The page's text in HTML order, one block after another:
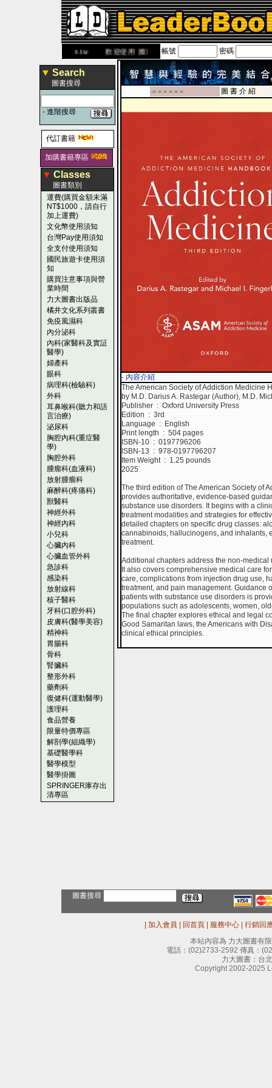
歡迎使用 國民旅遊卡！！
帳號 密碼
▼ Search
圖書搜尋
- 進階搜尋
代訂書籍
加購書籍專區
▼ Classes
圖書類別
運費(購買金額未滿
NT$1000，請自行
加上運費)
文化幣使用須知
台灣Pay使用須知
全支付使用須知
國民旅遊卡使用須
知
購買注意事項與營
業時間
力大圖書出版品
橘井文化系列叢書
免疫風濕科
內分泌科
內科(家醫科及實証
醫學)
婦產科
眼科
病理科(檢驗科)
外科
耳鼻喉科(聽力和語
言治療)
泌尿科
胸腔內科(重症醫
學)
胸腔外科
腫瘤科(血液科)
放射腫瘤科
麻醉科(疼痛科)
獸醫科
神經外科
神經內科
小兒科
心臟內科
心臟血管外科
急診科
感染科
放射線科
核子醫科
牙科(口腔外科)
皮膚科(醫學美容)
精神科
胃腸科
骨科
腎臟科
整形外科
藥劑科
復健科(運動醫學)
護理科
食品營養
限量特價專區
解剖學(組織學)
基礎醫學科
醫學模型
醫學掛圖
SPRINGER庫存出
清專區
-■ ■ ■ ■ ■ ■ 圖 書 介 紹
- 內容介紹
The American Society of Addiction Medicine
by M.D. Darius A. Rastegar (Author), M.D.
Publisher ‏ : ‎ Oxford University Press
Edition ‏ : ‎ 3rd
Language ‏ : ‎ English
Print length ‏ : ‎ 504 pages
ISBN-10 ‏ : ‎ 0197796206
ISBN-13 ‏ : ‎ 978-0197796207
Item Weight ‏ : ‎ 1.25 pounds
2025
The third edition of The American Society of
provides authoritative, evidence-based
substance use disorders. It begins with a
treatment modalities and strategies for
detailed chapters on specific drug classes:
cannabinoids, hallucinogens, and inhalants,
treatment.
Additional chapters address the non-
It also covers comprehensive medical care
care, complications from injection drug use,
treatment, and pain management. Guidance
patients with substance use disorders is
populations such as adolescents, women,
The final chapter explores ethical and legal
Good Samaritan laws, the Americans with
clinical ethical principles.
圖書搜尋
加入會員 回首頁 服務中心
行銷回
本站內容為 力大圖書有
電話： (02)2733-2592 傳真：
力大圖書：台
Copyright 2002-2025